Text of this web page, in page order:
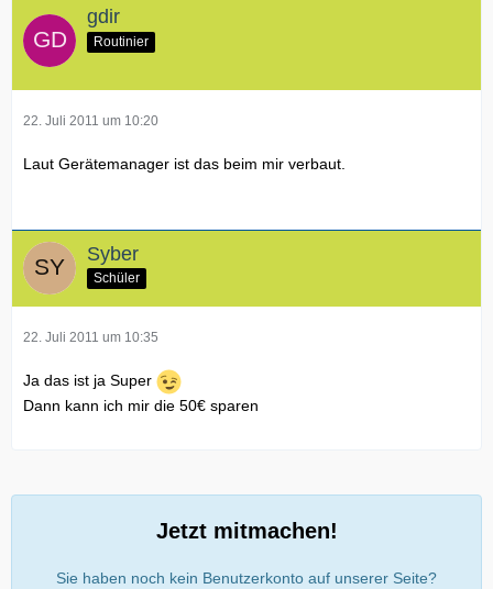
gdir
Routinier
22. Juli 2011 um 10:20
Laut Gerätemanager ist das beim mir verbaut.
Syber
Schüler
22. Juli 2011 um 10:35
Ja das ist ja Super
Dann kann ich mir die 50€ sparen
Jetzt mitmachen!
Sie haben noch kein Benutzerkonto auf unserer Seite?